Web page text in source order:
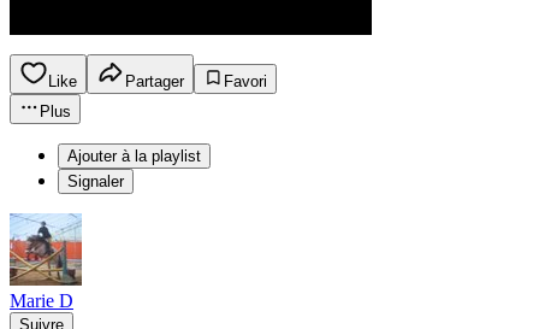
Like Partager
Favori
Plus
Ajouter à la playlist
Signaler
Marie D
Suivre